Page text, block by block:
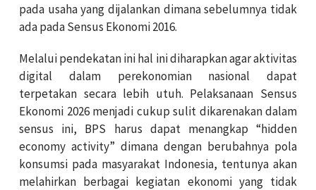
pada usaha yang dijalankan dimana sebelumnya tidak
ada pada Sensus Ekonomi 2016.
Melalui pendekatan ini hal ini diharapkan agar aktivitas
digital dalam perekonomian nasional dapat
terpetakan secara lebih utuh. Pelaksanaan Sensus
Ekonomi 2026 menjadi cukup sulit dikarenakan dalam
sensus ini, BPS harus dapat menangkap “hidden
economy activity” dimana dengan berubahnya pola
konsumsi pada masyarakat Indonesia, tentunya akan
melahirkan berbagai kegiatan ekonomi yang tidak